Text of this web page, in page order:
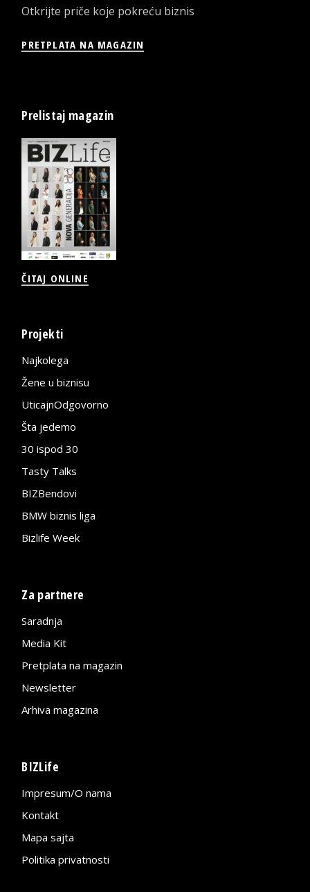
Otkrijte priče koje pokreću biznis
PRETPLATA NA MAGAZIN
Prelistaj magazin
ČITAJ ONLINE
Projekti
Najkolega
Žene u biznisu
UticajnOdgovorno
Šta jedemo
30 ispod 30
Tasty Talks
BIZBendovi
BMW biznis liga
Bizlife Week
Za partnere
Saradnja
Media Kit
Pretplata na magazin
Newsletter
Arhiva magazina
BIZLife
Impresum/O nama
Kontakt
Mapa sajta
Politika privatnosti